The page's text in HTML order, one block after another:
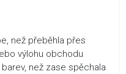
než přeběhla přes
výlohu obchodu
než zase spěchala